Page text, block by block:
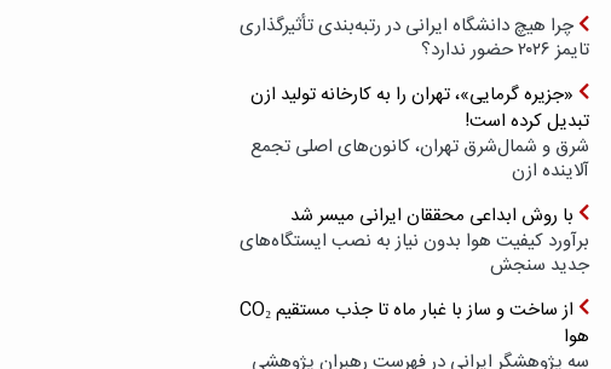
چرا هیچ دانشگاه ایرانی در رتبه‌بندی تأثیرگذاری
تایمز ۲۰۲۶ حضور ندارد؟
«جزیره گرمایی»، تهران را به کارخانه تولید ازن
تبدیل کرده است!
شرق و شمال‌شرق تهران، کانون‌های اصلی تجمع
آلاینده ازن
با روش ابداعی محققان ایرانی میسر شد
برآورد کیفیت هوا بدون نیاز به نصب ایستگاه‌های
جدید سنجش
از ساخت و ساز با غبار ماه تا جذب مستقیم CO₂
هوا
سه پژوهشگر ایرانی در فهرست رهبران پژوهشی